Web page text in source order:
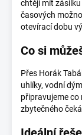
chtějí mít
časových
otevírací dobu
Co si
Přes Horák
uhlíky, vodní
připravujeme co
zbytečného